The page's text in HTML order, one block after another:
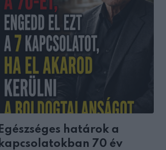
Egészséges határok a
kapcsolatokban 70 év